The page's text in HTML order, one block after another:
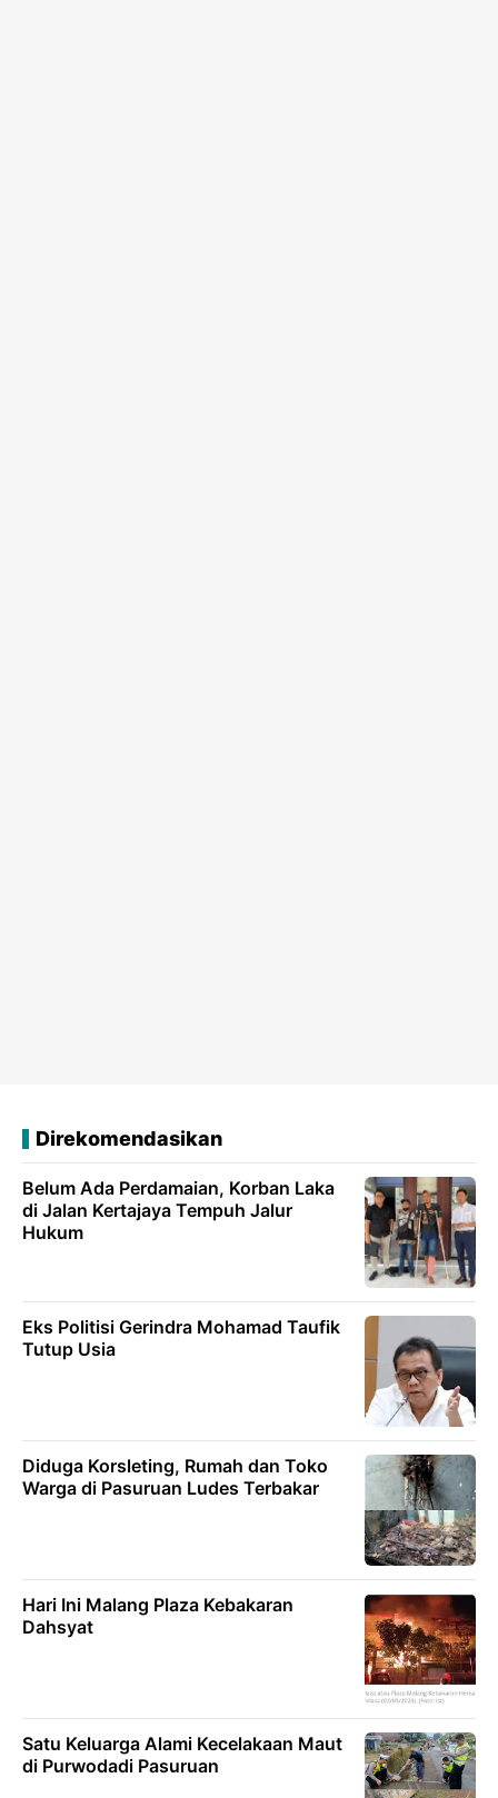
Direkomendasikan
Belum Ada Perdamaian, Korban Laka
di Jalan Kertajaya Tempuh Jalur
Hukum
Eks Politisi Gerindra Mohamad Taufik
Tutup Usia
Diduga Korsleting, Rumah dan Toko
Warga di Pasuruan Ludes Terbakar
Hari Ini Malang Plaza Kebakaran
Dahsyat
Satu Keluarga Alami Kecelakaan Maut
di Purwodadi Pasuruan